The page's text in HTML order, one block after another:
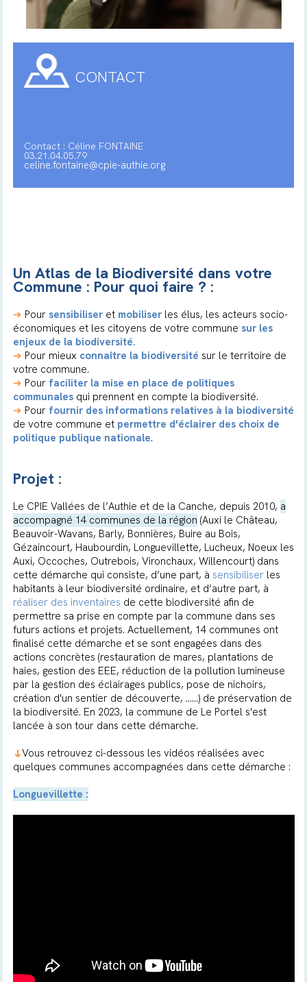
CONTACT
Contact : Céline FONTAINE
03.21.04.05.79
celine.fontaine@cpie-authie.org
Un Atlas de la Biodiversité dans votre
Commune : Pour quoi faire ? :
➜ Pour sensibiliseret mobiliser les élus, les acteurs socio-
économiques et les citoyens de votre commune sur les
enjeux de la biodiversité.
➜ Pour mieux connaître la biodiversité sur le territoire de
votre commune.
➜ Pour faciliter la mise en place de politiques
communales qui prennent en compte la biodiversité.
➜ Pour fournir des informations relatives à la biodiversité
de votre commune et permettre d'éclairer des choix de
politique publique nationale.
Projet :
Le CPIE Vallées de l’Authie et de la Canche, depuis 2010, a
accompagné 14 communes de la région (Auxi le Château,
Beauvoir-Wavans, Barly, Bonnières, Buire au Bois,
Gézaincourt, Haubourdin, Longuevillette, Lucheux, Noeux les
Auxi, Occoches, Outrebois, Vironchaux, Willencourt) dans
cette démarche qui consiste, d’une part, à sensibiliserles
habitants à leur biodiversité ordinaire, et d’autre part, à
réaliser des inventaires de cette biodiversité afin de
permettre sa prise en compte par la commune dans ses
futurs actions et projets. Actuellement, 14 communes ont
finalisé cette démarche et se sont engagées dans des
actions concrètes (restauration de mares, plantations de
haies, gestion des EEE, réduction de la pollution lumineuse
par la gestion des éclairages publics, pose de nichoirs,
création d'un sentier de découverte, ......) de préservation de
la biodiversité. En 2023, la commune de Le Portel s'est
lancée à son tour dans cette démarche.
➜Vous retrouvez ci-dessous les vidéos réalisées avec
quelques communes accompagnées dans cette démarche :
Longuevillette :